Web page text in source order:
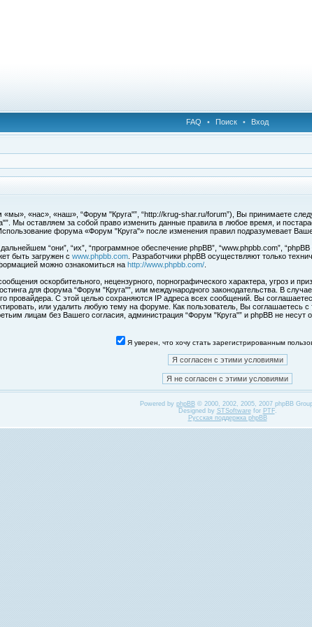
FAQ • Поиск • Вход
«нас», «наш», “Форум "Круга"”, “http://krug-shar.ru/forum”), Вы принимаете
Мы оставляем за собой право изменить данные правила в любое время, и
форума «Форум "Круга"» после изменения правил подразумевает
“они”, “их”, “программное обеспечение phpBB”, “www.phpbb.com”,
быть загружен с www.phpbb.com . Разработчики phpBB осуществляют только
можно ознакомиться на http://www.phpbb.com/
оскорбительного, нецензурного, порнографического характера, угроз и
для форума “Форум "Круга"”, или международного законодательства. В
провайдера. С этой целью сохраняются IP адреса всех сообщений. Вы
или удалить любую тему на форуме. Как пользователь, Вы соглашаетесь
лицам без Вашего согласия, администрация “Форум "Круга"” и phpBB не несут
Я уверен, что хочу стать зарегистрированным
Powered by phpBB© 2000, 2002, 2005, 2007 phpBB
Designed by STSoftwarefor PTF.
Русская поддержка phpBB